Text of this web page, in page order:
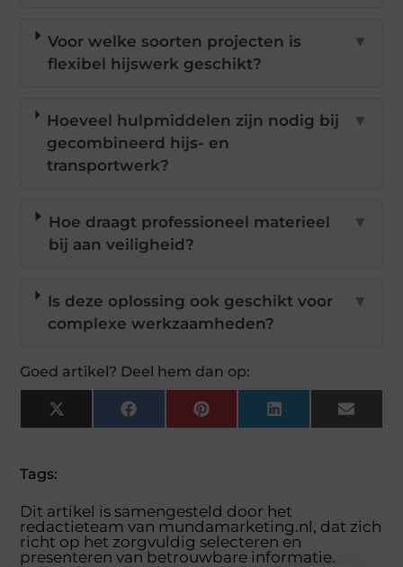
Voor welke soorten projecten is
flexibel hijswerk geschikt?
▼
Hoeveel hulpmiddelen zijn nodig bij
gecombineerd hijs- en
transportwerk?
▼
Hoe draagt professioneel materieel
bij aan veiligheid?
▼
Is deze oplossing ook geschikt voor
complexe werkzaamheden?
▼
Goed artikel? Deel hem dan op:
X
(Twitter)
FacebookPinterestLinkedInEmail
Tags:
Dit artikel is samengesteld door het
redactieteam van mundamarketing.nl, dat zich
richt op het zorgvuldig selecteren en
presenteren van betrouwbare informatie.